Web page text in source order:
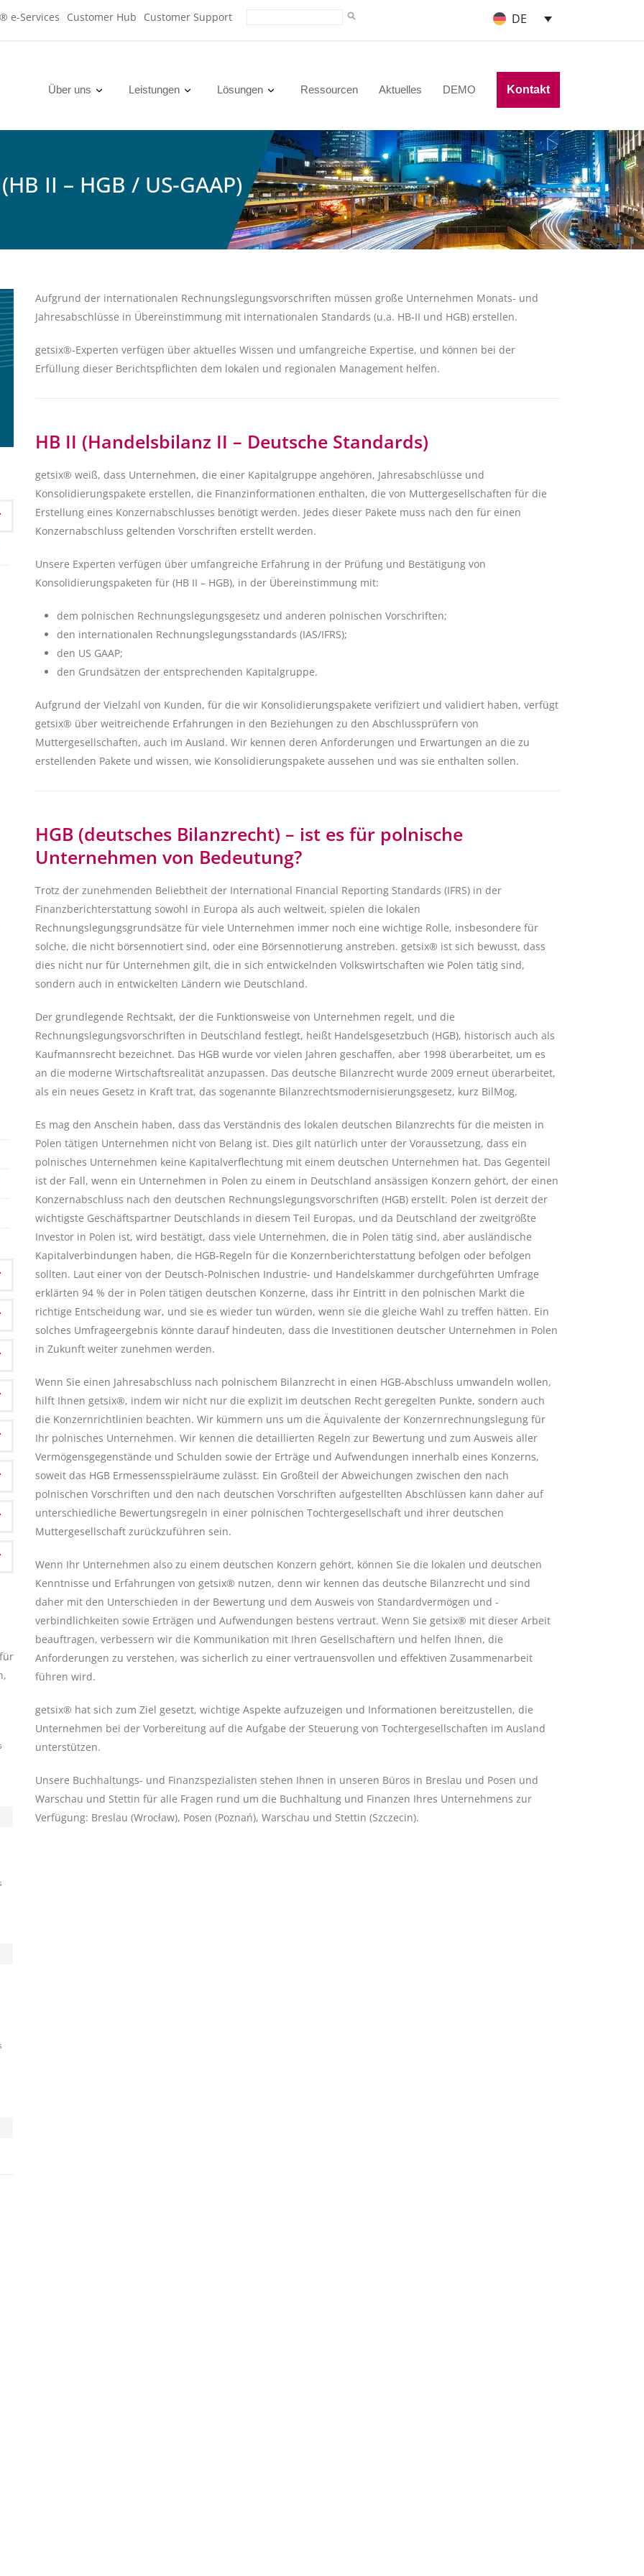
e-Services Customer Hub Customer Support DE
Über uns Leistungen Lösungen Ressourcen Aktuelles DEMO Kontakt
II – HGB / US-GAAP)
Aufgrund der internationalen Rechnungslegungsvorschriften müssen große Unternehmen Monats- und
Jahresabschlüsse in Übereinstimmung mit internationalen Standards (u.a. HB-II und HGB) erstellen.
getsix®-Experten verfügen über aktuelles Wissen und umfangreiche Expertise, und können bei der
Erfüllung dieser Berichtspflichten dem lokalen und regionalen Management helfen.
HB II (Handelsbilanz II – Deutsche Standards)
getsix® weiß, dass Unternehmen, die einer Kapitalgruppe angehören, Jahresabschlüsse und
Konsolidierungspakete erstellen, die Finanzinformationen enthalten, die von Muttergesellschaften für die
Erstellung eines Konzernabschlusses benötigt werden. Jedes dieser Pakete muss nach den für einen
Konzernabschluss geltenden Vorschriften erstellt werden.
Unsere Experten verfügen über umfangreiche Erfahrung in der Prüfung und Bestätigung von
Konsolidierungspaketen für (HB II – HGB), in der Übereinstimmung mit:
dem polnischen Rechnungslegungsgesetz und anderen polnischen Vorschriften;
den internationalen Rechnungslegungsstandards (IAS/IFRS);
den US GAAP;
den Grundsätzen der entsprechenden Kapitalgruppe.
Aufgrund der Vielzahl von Kunden, für die wir Konsolidierungspakete verifiziert und validiert haben, verfügt
getsix® über weitreichende Erfahrungen in den Beziehungen zu den Abschlussprüfern von
Muttergesellschaften, auch im Ausland. Wir kennen deren Anforderungen und Erwartungen an die zu
erstellenden Pakete und wissen, wie Konsolidierungspakete aussehen und was sie enthalten sollen.
HGB (deutsches Bilanzrecht) – ist es für polnische
Unternehmen von Bedeutung?
Trotz der zunehmenden Beliebtheit der International Financial Reporting Standards (IFRS) in der
Finanzberichterstattung sowohl in Europa als auch weltweit, spielen die lokalen
Rechnungslegungsgrundsätze für viele Unternehmen immer noch eine wichtige Rolle, insbesondere für
solche, die nicht börsennotiert sind, oder eine Börsennotierung anstreben. getsix® ist sich bewusst, dass
dies nicht nur für Unternehmen gilt, die in sich entwickelnden Volkswirtschaften wie Polen tätig sind,
sondern auch in entwickelten Ländern wie Deutschland.
Der grundlegende Rechtsakt, der die Funktionsweise von Unternehmen regelt, und die
Rechnungslegungsvorschriften in Deutschland festlegt, heißt Handelsgesetzbuch (HGB), historisch auch als
Kaufmannsrecht bezeichnet. Das HGB wurde vor vielen Jahren geschaffen, aber 1998 überarbeitet, um es
an die moderne Wirtschaftsrealität anzupassen. Das deutsche Bilanzrecht wurde 2009 erneut überarbeitet,
als ein neues Gesetz in Kraft trat, das sogenannte Bilanzrechtsmodernisierungsgesetz, kurz BilMog.
Es mag den Anschein haben, dass das Verständnis des lokalen deutschen Bilanzrechts für die meisten in
Polen tätigen Unternehmen nicht von Belang ist. Dies gilt natürlich unter der Voraussetzung, dass ein
polnisches Unternehmen keine Kapitalverflechtung mit einem deutschen Unternehmen hat. Das Gegenteil
ist der Fall, wenn ein Unternehmen in Polen zu einem in Deutschland ansässigen Konzern gehört, der einen
Konzernabschluss nach den deutschen Rechnungslegungsvorschriften (HGB) erstellt. Polen ist derzeit der
wichtigste Geschäftspartner Deutschlands in diesem Teil Europas, und da Deutschland der zweitgrößte
Investor in Polen ist, wird bestätigt, dass viele Unternehmen, die in Polen tätig sind, aber ausländische
Kapitalverbindungen haben, die HGB-Regeln für die Konzernberichterstattung befolgen oder befolgen
sollten. Laut einer von der Deutsch-Polnischen Industrie- und Handelskammer durchgeführten Umfrage
erklärten 94 % der in Polen tätigen deutschen Konzerne, dass ihr Eintritt in den polnischen Markt die
richtige Entscheidung war, und sie es wieder tun würden, wenn sie die gleiche Wahl zu treffen hätten. Ein
solches Umfrageergebnis könnte darauf hindeuten, dass die Investitionen deutscher Unternehmen in Polen
in Zukunft weiter zunehmen werden.
Wenn Sie einen Jahresabschluss nach polnischem Bilanzrecht in einen HGB-Abschluss umwandeln wollen,
hilft Ihnen getsix®, indem wir nicht nur die explizit im deutschen Recht geregelten Punkte, sondern auch
die Konzernrichtlinien beachten. Wir kümmern uns um die Äquivalente der Konzernrechnungslegung für
Ihr polnisches Unternehmen. Wir kennen die detaillierten Regeln zur Bewertung und zum Ausweis aller
Vermögensgegenstände und Schulden sowie der Erträge und Aufwendungen innerhalb eines Konzerns,
soweit das HGB Ermessensspielräume zulässt. Ein Großteil der Abweichungen zwischen den nach
polnischen Vorschriften und den nach deutschen Vorschriften aufgestellten Abschlüssen kann daher auf
unterschiedliche Bewertungsregeln in einer polnischen Tochtergesellschaft und ihrer deutschen
Muttergesellschaft zurückzuführen sein.
Wenn Ihr Unternehmen also zu einem deutschen Konzern gehört, können Sie die lokalen und deutschen
Kenntnisse und Erfahrungen von getsix® nutzen, denn wir kennen das deutsche Bilanzrecht und sind
daher mit den Unterschieden in der Bewertung und dem Ausweis von Standardvermögen und -
verbindlichkeiten sowie Erträgen und Aufwendungen bestens vertraut. Wenn Sie getsix® mit dieser Arbeit
beauftragen, verbessern wir die Kommunikation mit Ihren Gesellschaftern und helfen Ihnen, die
Anforderungen zu verstehen, was sicherlich zu einer vertrauensvollen und effektiven Zusammenarbeit
führen wird.
getsix® hat sich zum Ziel gesetzt, wichtige Aspekte aufzuzeigen und Informationen bereitzustellen, die
Unternehmen bei der Vorbereitung auf die Aufgabe der Steuerung von Tochtergesellschaften im Ausland
unterstützen.
Unsere Buchhaltungs- und Finanzspezialisten stehen Ihnen in unseren Büros in Breslau und Posen und
Warschau und Stettin für alle Fragen rund um die Buchhaltung und Finanzen Ihres Unternehmens zur
Verfügung: Breslau (Wrocław), Posen (Poznań), Warschau und Stettin (Szczecin).